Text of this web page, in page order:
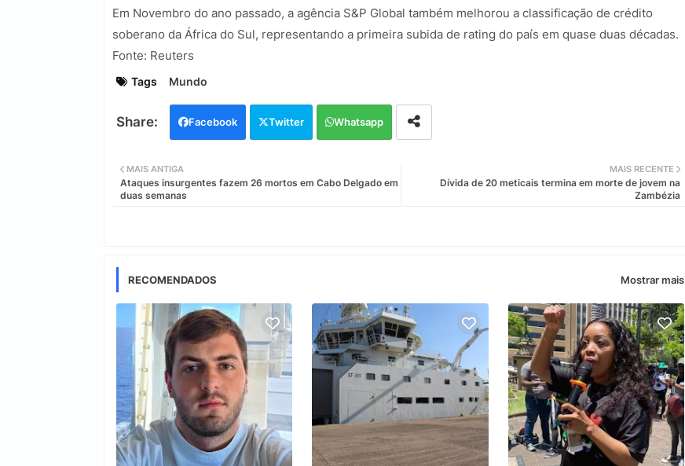
Em Novembro do ano passado, a agência S&P Global também melhorou a classificação de crédito
soberano da África do Sul, representando a primeira subida de rating do país em quase duas décadas.
Fonte: Reuters
Tags Mundo
Facebook Twitter Whatsapp
MAIS RECENTE
Dívida de 20 meticais termina em morte de jovem na
Zambézia
MAIS ANTIGA
Ataques insurgentes fazem 26 mortos em Cabo Delgado em
duas semanas
RECOMENDADOS Mostrar mais